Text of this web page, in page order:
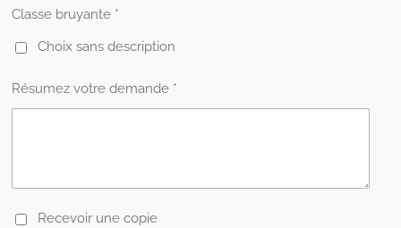
Classe bruyante *
Choix sans description
Résumez votre demande *
Recevoir une copie